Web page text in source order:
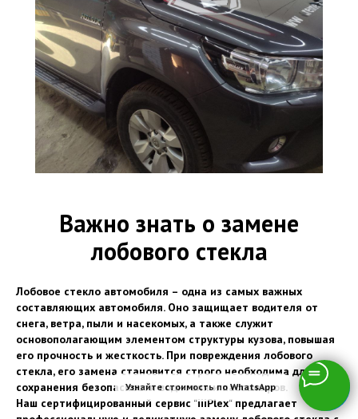
Узнайте стоимость по WhatsApp
Важно знать о замене
лобового стекла
Лобовое стекло автомобиля – одна из самых важных
составляющих автомобиля. Оно защищает водителя от
снега, ветра, пыли и насекомых, а также служит
основополагающим элементом структуры кузова, повышая
его прочность и жесткость. При повреждения лобового
стекла, его замена становится строго необходима для
сохранения безопасности водителя и пассажиров.
Наш сертифицированный сервис "iiiPlex" предлагает